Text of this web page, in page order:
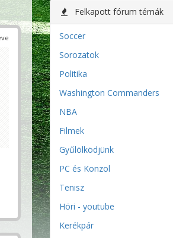
Felkapott fórum témák
Soccer
Sorozatok
Politika
Washington Commanders
NBA
Filmek
Gyűlölködjünk
PC és Konzol
Tenisz
Höri - youtube
Kerékpár